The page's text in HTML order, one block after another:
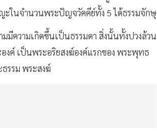
ในจำนวนพระปัญจวัคคีย์ทั้ง 5 ได้ธรรมจักษุ
ความเกิดขึ้นเป็นธรรมดา สิ่งนั้นทั้งปวงล้วน
ค์ เป็นพระอริยสงฆ์องค์แรกของ พระพุทธ
รรม พระสงฆ์